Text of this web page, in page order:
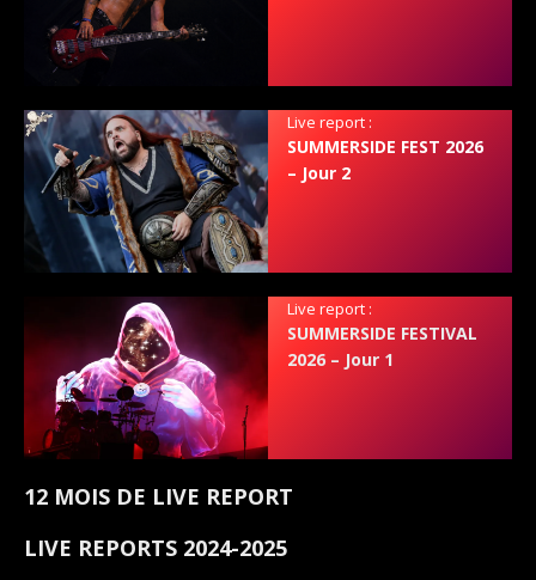
Live report :
SUMMERSIDE FEST 2026
– Jour 2
Live report :
SUMMERSIDE FESTIVAL
2026 – Jour 1
12 MOIS DE LIVE REPORT
LIVE REPORTS 2024-2025